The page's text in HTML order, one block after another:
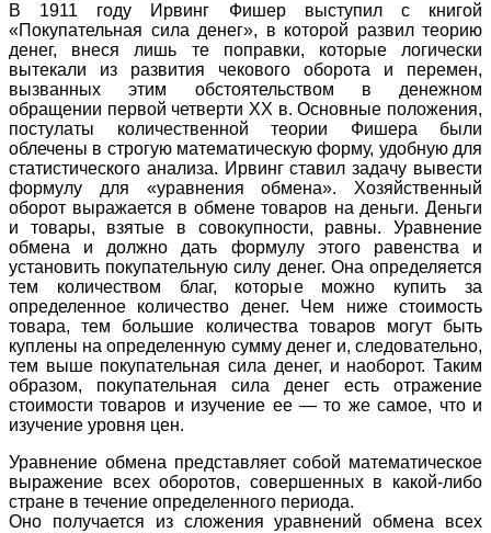
В 1911 году Ирвинг Фишер выступил с книгой
«Покупательная сила денег», в которой развил теорию
денег, внеся лишь те поправки, которые логически
вытекали из развития чекового оборота и перемен,
вызванных этим обстоятельством в денежном
обращении первой четверти XX в. Основные положения,
постулаты количественной теории Фишера были
облечены в строгую математическую форму, удобную для
статистического анализа. Ирвинг ставил задачу вывести
формулу для «уравнения обмена». Хозяйственный
оборот выражается в обмене товаров на деньги. Деньги
и товары, взятые в совокупности, равны. Уравнение
обмена и должно дать формулу этого равенства и
установить покупательную силу денег. Она определяется
тем количеством благ, которые можно купить за
определенное количество денег. Чем ниже стоимость
товара, тем большие количества товаров могут быть
куплены на определенную сумму денег и, следовательно,
тем выше покупательная сила денег, и наоборот. Таким
образом, покупательная сила денег есть отражение
стоимости товаров и изучение ее — то же самое, что и
изучение уровня цен.
Уравнение обмена представляет собой математическое
выражение всех оборотов, совершенных в какой-либо
стране в течение определенного периода.
Оно получается из сложения уравнений обмена всех